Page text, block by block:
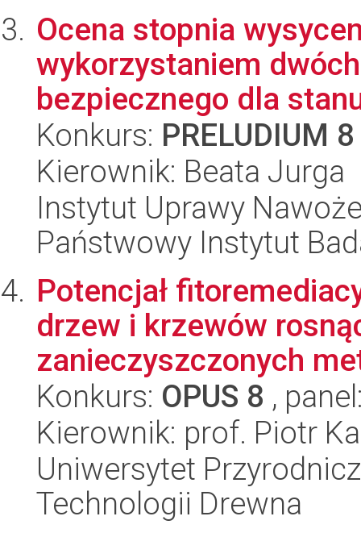
Ocena stopnia
wykorzystaniem
bezpiecznego dla
Konkurs: PRELUDIUM 8
Kierownik: Beata Jurga
Instytut Uprawy
Państwowy Instytut
Potencjał
drzew i krzewów
zanieczyszczonych
Konkurs: OPUS 8 ,
Kierownik: prof. Piotr
Uniwersytet
Technologii Drewna